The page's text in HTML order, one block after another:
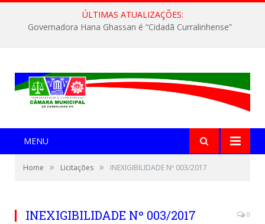
ÚLTIMAS ATUALIZAÇÕES:
Governadora Hana Ghassan é “Cidadã Curralinhense”
MENU
Home » Licitações » INEXIGIBILIDADE Nº 003/2017
INEXIGIBILIDADE Nº 003/2017 0